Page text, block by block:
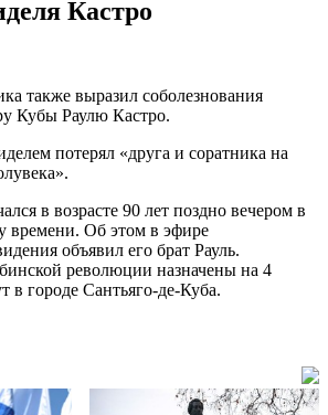
Кастро
также выразил соболезнования
Кубы Раулю Кастро.
потерял «друга и соратника на
в возрасте 90 лет поздно вечером в
времени. Об этом в эфире
объявил его брат Рауль.
революции назначены на 4
в городе Сантьяго-де-Куба.